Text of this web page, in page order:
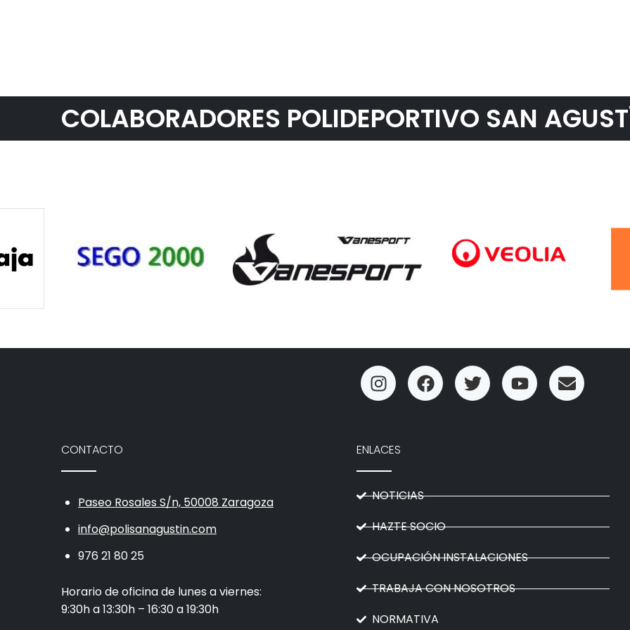
COLABORADORES POLIDEPORTIVO SAN
CONTACTO
Paseo Rosales S/n, 50008 Zaragoza
info@polisanagustin.com
976 21 80 25
Horario de oficina de lunes a viernes:
9:30h a 13:30h – 16:30 a 19:30h
ENLACES
NOTICIAS
HAZTE SOCIO
OCUPACIÓN INSTALACIONES
TRABAJA CON NOSOTROS
NORMATIVA